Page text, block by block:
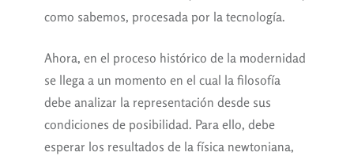
como sabemos, procesada por la tecnología.
Ahora, en el proceso histórico de la modernidad
se llega a un momento en el cual la filosofía
debe analizar la representación desde sus
condiciones de posibilidad. Para ello, debe
esperar los resultados de la física newtoniana,